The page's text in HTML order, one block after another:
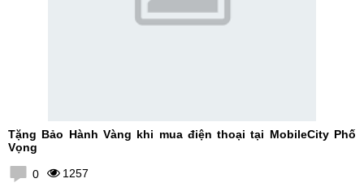
Tặng Bảo Hành Vàng khi mua điện thoại tại MobileCity Phố
Vọng
0 1257